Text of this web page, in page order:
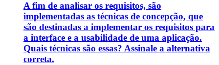
A fim de analisar os requisitos, são
implementadas as técnicas de concepção, que
são destinadas a implementar os requisitos para
a interface e a usabilidade de uma aplicação.
Quais técnicas são essas? Assinale a alternativa
correta.